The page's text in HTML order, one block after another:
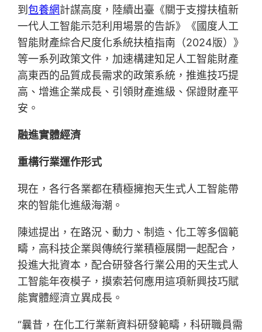
到包養網計謀高度，陸續出臺《關于支撐扶植新
一代人工智能示范利用場景的告訴》《國度人工
智能財產綜合尺度化系統扶植指南（2024版）》
等一系列政策文件，加速構建知足人工智能財產
高東西的品質成長需求的政策系統，推進技巧提
高、增進企業成長、引領財產進級、保證財產平
安。
融進實體經濟
重構行業運作形式
現在，各行各業都在積極擁抱天生式人工智能帶
來的智能化進級海潮。
陳述提出，在路況、動力、制造、化工等多個範
疇，高科技企業與傳統行業積極展開一起配合，
投進大批資本，配合研發各行業公用的天生式人
工智能年夜模子，摸索若何應用這項新興技巧賦
能實體經濟立異成長。
“曩昔，在化工行業新資料研發範疇，科研職員需